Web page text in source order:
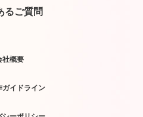
るご質問
社概要
ガイドライン